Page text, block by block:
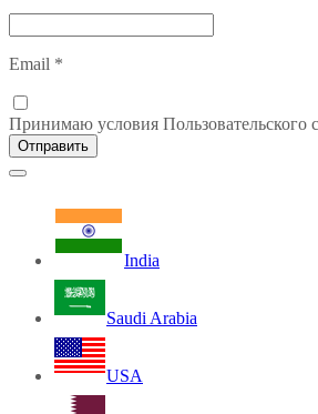
Email *
Принимаю условия Пользовательского
Отправить
India
Saudi Arabia
USA